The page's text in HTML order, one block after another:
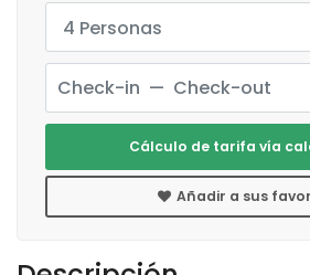
4 Personas
Cálculo de tarifa vía
Añadir a sus